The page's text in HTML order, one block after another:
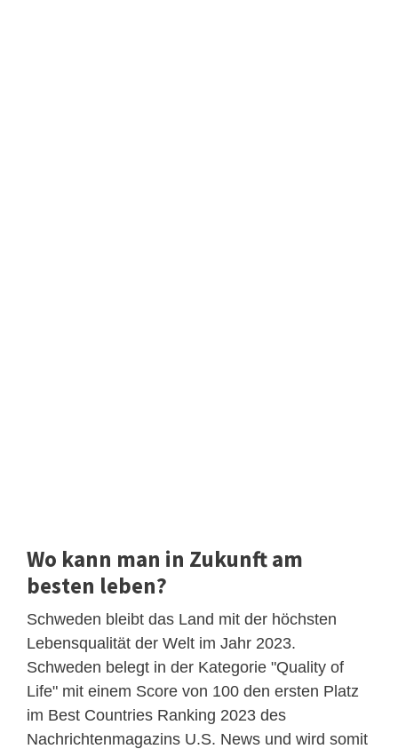
Wo kann man in Zukunft am
besten leben?
Schweden bleibt das Land mit der höchsten
Lebensqualität der Welt im Jahr 2023.
Schweden belegt in der Kategorie "Quality of
Life" mit einem Score von 100 den ersten Platz
im Best Countries Ranking 2023 des
Nachrichtenmagazins U.S. News und wird somit